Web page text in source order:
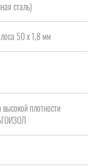
сталь)
50 х 1,8 мм
высокой плотности